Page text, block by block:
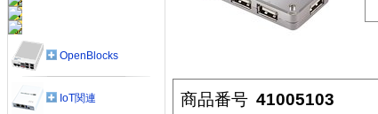
商品番号 41005103
OpenBlocks
IoT関連